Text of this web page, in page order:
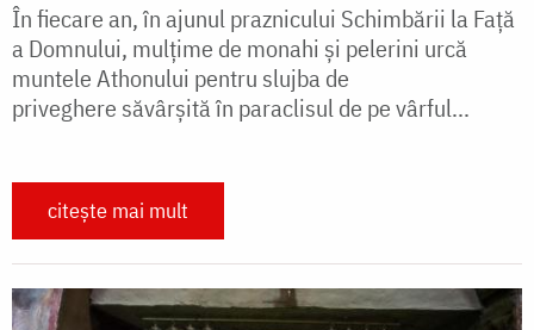
În fiecare an, în ajunul praznicului Schimbării la Faţă
a Domnului, mulţime de monahi şi pelerini urcă
muntele Athonului pentru slujba de
priveghere săvârşită în paraclisul de pe vârful...
citește mai mult